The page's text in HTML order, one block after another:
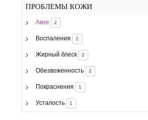
ПРОБЛЕМЫ КОЖИ
Акне 2
Воспаления 2
Жирный блеск 2
Обезвоженность 2
Покраснения 1
Усталость 1